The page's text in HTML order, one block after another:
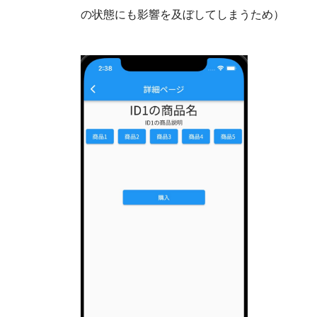
の状態にも影響を及ぼしてしまうため）